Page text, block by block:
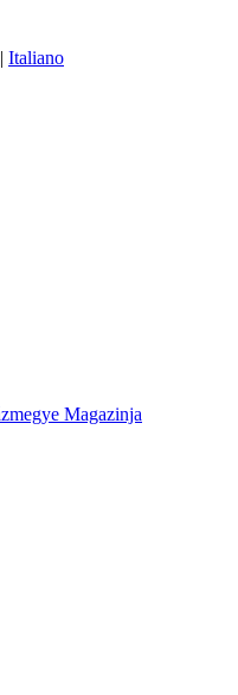
| Italiano
Magazinja